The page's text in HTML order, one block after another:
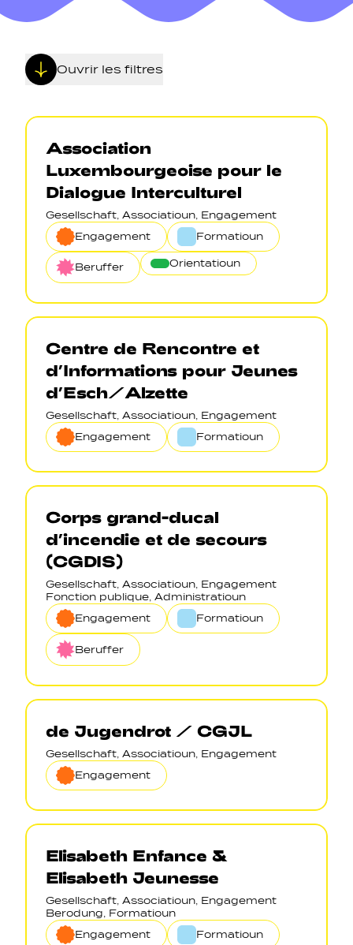
Navigation secondarie
Sozial Netzwierker
Navigation pied de page
Gérer les cookies
Ouvrir les filtres
Association
Luxembourgeoise pour le
Dialogue Interculturel
Gesellschaft, Associatioun, Engagement
Engagement
Formatioun
Beruffer Orientatioun
Centre de Rencontre et
d’Informations pour Jeunes
d’Esch/Alzette
Gesellschaft, Associatioun, Engagement
Engagement
Formatioun
Corps grand-ducal
d’incendie et de secours
(CGDIS)
Gesellschaft, Associatioun, Engagement
Fonction publique, Administratioun
Engagement
Formatioun
Beruffer
de Jugendrot / CGJL
Gesellschaft, Associatioun, Engagement
Engagement
Elisabeth Enfance &
Elisabeth Jeunesse
Gesellschaft, Associatioun, Engagement
Berodung, Formatioun
Engagement
Formatioun